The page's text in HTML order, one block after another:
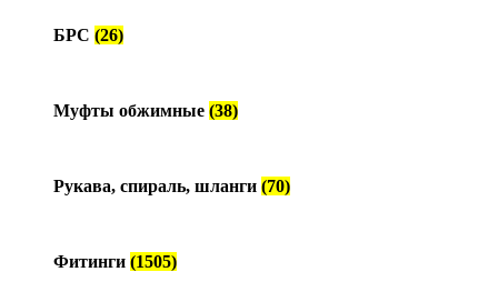
БРС (26)
Муфты обжимные (38)
Рукава, спираль, шланги (70)
Фитинги (1505)